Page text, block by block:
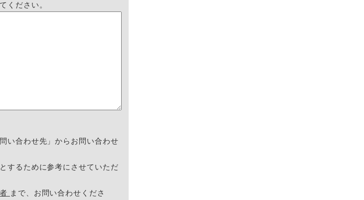
ください。
い合わせ先」からお問い合わせ
するために参考にさせていただ
まで、お問い合わせくださ